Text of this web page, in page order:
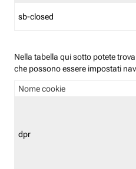
sb-closed
Nella tabella qui sotto potete
che possono essere impostati
Nome cookie
dpr